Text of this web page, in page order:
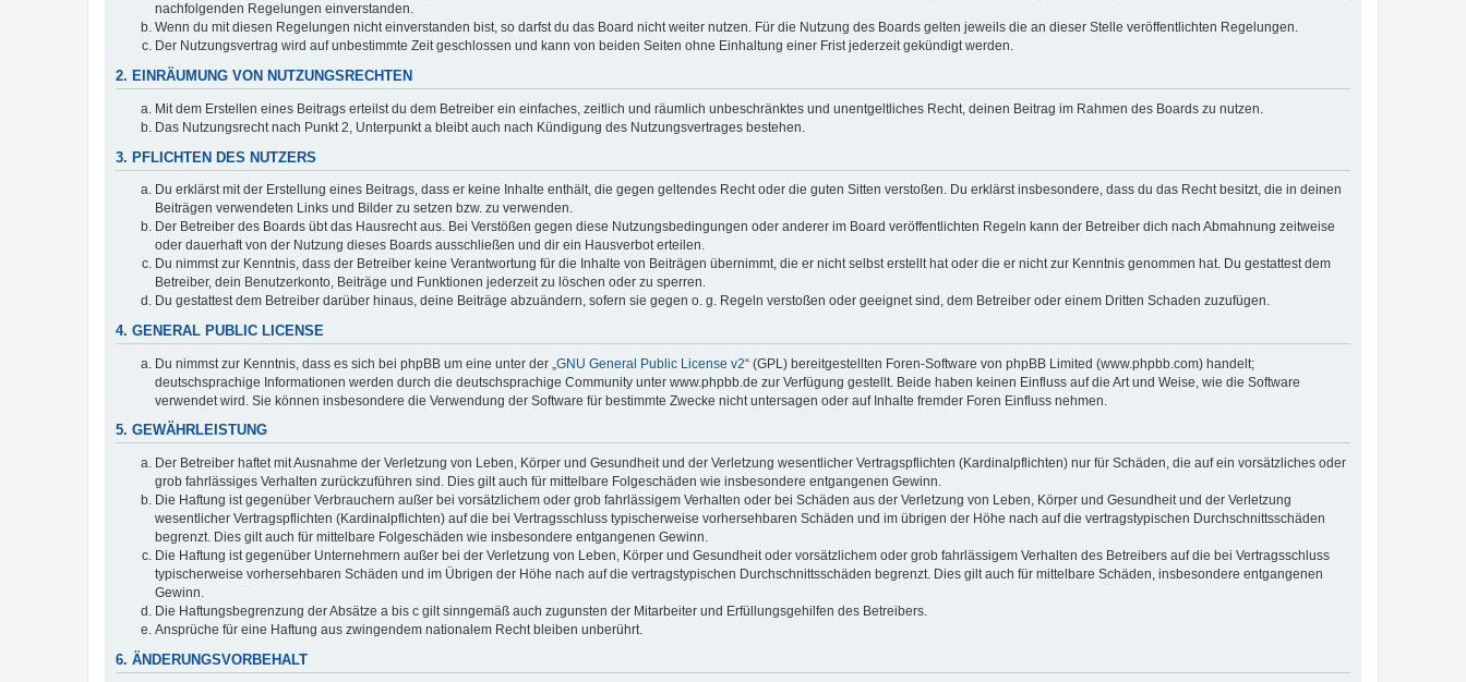
nachfolgenden Regelungen einverstanden.
Wenn du mit diesen Regelungen nicht einverstanden bist, so darfst du das Board nicht weiter nutzen. Für die Nutzung des Boards gelten jeweils die an dieser Stelle veröffentlichten Regelungen.
Der Nutzungsvertrag wird auf unbestimmte Zeit geschlossen und kann von beiden Seiten ohne Einhaltung einer Frist jederzeit gekündigt werden.
2. EINRÄUMUNG VON NUTZUNGSRECHTEN
Mit dem Erstellen eines Beitrags erteilst du dem Betreiber ein einfaches, zeitlich und räumlich unbeschränktes und unentgeltliches Recht, deinen Beitrag im Rahmen des Boards zu nutzen.
Das Nutzungsrecht nach Punkt 2, Unterpunkt a bleibt auch nach Kündigung des Nutzungsvertrages bestehen.
3. PFLICHTEN DES NUTZERS
Du erklärst mit der Erstellung eines Beitrags, dass er keine Inhalte enthält, die gegen geltendes Recht oder die guten Sitten verstoßen. Du erklärst insbesondere, dass du das Recht besitzt, die in deinen
Beiträgen verwendeten Links und Bilder zu setzen bzw. zu verwenden.
Der Betreiber des Boards übt das Hausrecht aus. Bei Verstößen gegen diese Nutzungsbedingungen oder anderer im Board veröffentlichten Regeln kann der Betreiber dich nach Abmahnung zeitweise
oder dauerhaft von der Nutzung dieses Boards ausschließen und dir ein Hausverbot erteilen.
Du nimmst zur Kenntnis, dass der Betreiber keine Verantwortung für die Inhalte von Beiträgen übernimmt, die er nicht selbst erstellt hat oder die er nicht zur Kenntnis genommen hat. Du gestattest dem
Betreiber, dein Benutzerkonto, Beiträge und Funktionen jederzeit zu löschen oder zu sperren.
Du gestattest dem Betreiber darüber hinaus, deine Beiträge abzuändern, sofern sie gegen o. g. Regeln verstoßen oder geeignet sind, dem Betreiber oder einem Dritten Schaden zuzufügen.
4. GENERAL PUBLIC LICENSE
Du nimmst zur Kenntnis, dass es sich bei phpBB um eine unter der „ GNU General Public License v2“ (GPL) bereitgestellten Foren-Software von phpBB Limited (www.phpbb.com) handelt;
deutschsprachige Informationen werden durch die deutschsprachige Community unter www.phpbb.de zur Verfügung gestellt. Beide haben keinen Einfluss auf die Art und Weise, wie die Software
verwendet wird. Sie können insbesondere die Verwendung der Software für bestimmte Zwecke nicht untersagen oder auf Inhalte fremder Foren Einfluss nehmen.
5. GEWÄHRLEISTUNG
Der Betreiber haftet mit Ausnahme der Verletzung von Leben, Körper und Gesundheit und der Verletzung wesentlicher Vertragspflichten (Kardinalpflichten) nur für Schäden, die auf ein vorsätzliches oder
grob fahrlässiges Verhalten zurückzuführen sind. Dies gilt auch für mittelbare Folgeschäden wie insbesondere entgangenen Gewinn.
Die Haftung ist gegenüber Verbrauchern außer bei vorsätzlichem oder grob fahrlässigem Verhalten oder bei Schäden aus der Verletzung von Leben, Körper und Gesundheit und der Verletzung
wesentlicher Vertragspflichten (Kardinalpflichten) auf die bei Vertragsschluss typischerweise vorhersehbaren Schäden und im übrigen der Höhe nach auf die vertragstypischen Durchschnittsschäden
begrenzt. Dies gilt auch für mittelbare Folgeschäden wie insbesondere entgangenen Gewinn.
Die Haftung ist gegenüber Unternehmern außer bei der Verletzung von Leben, Körper und Gesundheit oder vorsätzlichem oder grob fahrlässigem Verhalten des Betreibers auf die bei Vertragsschluss
typischerweise vorhersehbaren Schäden und im Übrigen der Höhe nach auf die vertragstypischen Durchschnittsschäden begrenzt. Dies gilt auch für mittelbare Schäden, insbesondere entgangenen
Gewinn.
Die Haftungsbegrenzung der Absätze a bis c gilt sinngemäß auch zugunsten der Mitarbeiter und Erfüllungsgehilfen des Betreibers.
Ansprüche für eine Haftung aus zwingendem nationalem Recht bleiben unberührt.
6. ÄNDERUNGSVORBEHALT